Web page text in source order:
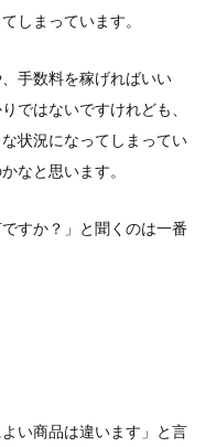
しまっています。
手数料を稼げればいい
ではないですけれども、
状況になってしまってい
なと思います。
すか？」と聞くのは一番
い商品は違います」と言